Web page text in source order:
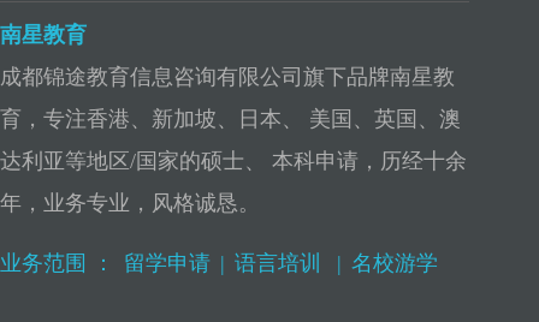
南星教育
成都锦途教育信息咨询有限公司旗下品牌南星教
育，专注香港、新加坡、日本、 美国、英国、澳
达利亚等地区/国家的硕士、 本科申请，历经十余
年，业务专业，风格诚恳。
业务范围 ： 留学申请 | 语言培训 | 名校游学